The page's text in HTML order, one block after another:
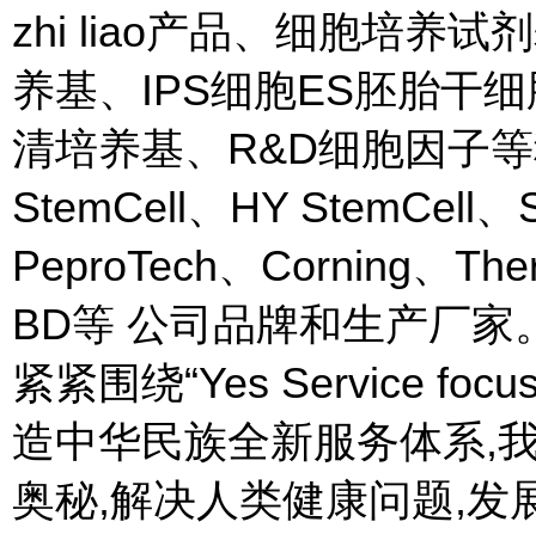
zhi liao产品、细胞培养试
养基、IPS细胞ES胚胎干
清培养基、R&D细胞因子
StemCell、HY StemCell
PeproTech、Corning、
BD等 公司品牌和生产厂家
紧紧围绕“Yes Service
造中华民族全新服务体系,
奥秘,解决人类健康问题,发